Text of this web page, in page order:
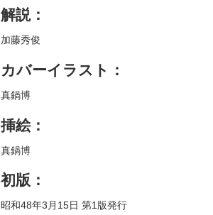
解説：
加藤秀俊
カバーイラスト：
真鍋博
挿絵：
真鍋博
初版：
昭和48年3月15日 第1版発行